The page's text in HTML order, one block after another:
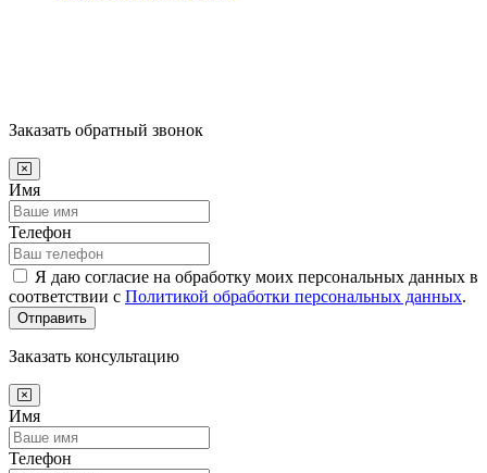
Заказать обратный звонок
Имя
Телефон
Я даю согласие на обработку моих персональных данных в
соответствии с Политикой обработки персональных данных.
Отправить
Заказать консультацию
Имя
Телефон